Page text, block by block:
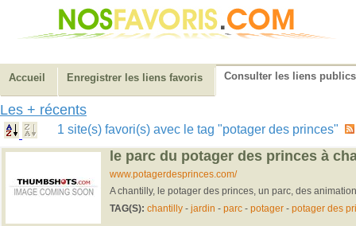
Accueil Enregistrer les liens favoris Consulter les liens publics
Les + récents
1 site(s) favori(s) avec le tag "potager des princes"
le parc du potager des princes à
www.potagerdesprinces.com/
A chantilly, le potager des princes, un parc, des
TAG(S): chantilly- jardin - parc- potager- potager des